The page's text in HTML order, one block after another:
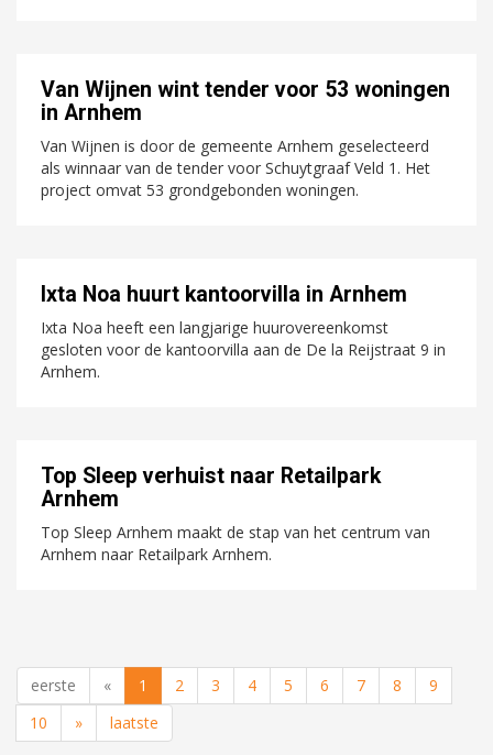
Van Wijnen wint tender voor 53 woningen
in Arnhem
Van Wijnen is door de gemeente Arnhem geselecteerd
als winnaar van de tender voor Schuytgraaf Veld 1. Het
project omvat 53 grondgebonden woningen.
Ixta Noa huurt kantoorvilla in Arnhem
Ixta Noa heeft een langjarige huurovereenkomst
gesloten voor de kantoorvilla aan de De la Reijstraat 9 in
Arnhem.
Top Sleep verhuist naar Retailpark
Arnhem
Top Sleep Arnhem maakt de stap van het centrum van
Arnhem naar Retailpark Arnhem.
eerste « 1 2 3 4 5 6 7 8
9
10
» laatste